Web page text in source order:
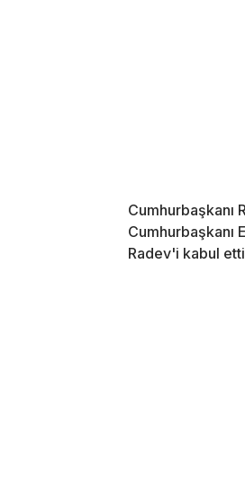
Cumhurbaşkanı
Cumhurbaşkanı
Radev'i kabul